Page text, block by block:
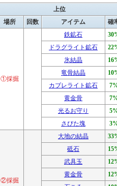
上位
場所
回数 アイテム 確
①採掘
鉄鉱石
ドラグライト鉱石
氷結晶
竜骨結晶
カブレライト鉱石
黄金骨
光るお守り
さびた塊
②採掘
大地の結晶
砥石
武具玉
黄金骨